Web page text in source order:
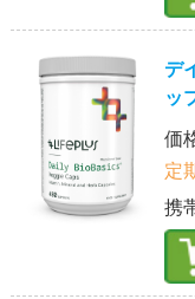
デ
ッ
価
定
携